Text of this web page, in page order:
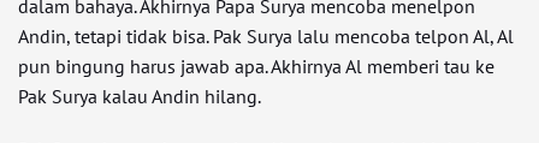
dalam bahaya. Akhirnya Papa Surya mencoba menelpon
Andin, tetapi tidak bisa. Pak Surya lalu mencoba telpon Al, Al
pun bingung harus jawab apa. Akhirnya Al memberi tau ke
Pak Surya kalau Andin hilang.